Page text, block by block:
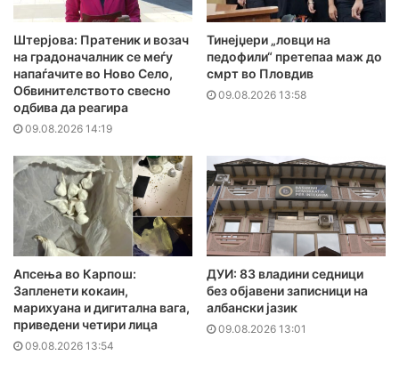
Штерјова: Пратеник и возач
на градоначалник се меѓу
напаѓачите во Ново Село,
Обвинителството свесно
одбива да реагира
09.08.2026 14:19
Тинејџери „ловци на
педофили“ претепаа маж до
смрт во Пловдив
09.08.2026 13:58
Апсења во Карпош:
Запленети кокаин,
марихуана и дигитална вага,
приведени четири лица
09.08.2026 13:54
ДУИ: 83 владини седници
без објавени записници на
албански јазик
09.08.2026 13:01